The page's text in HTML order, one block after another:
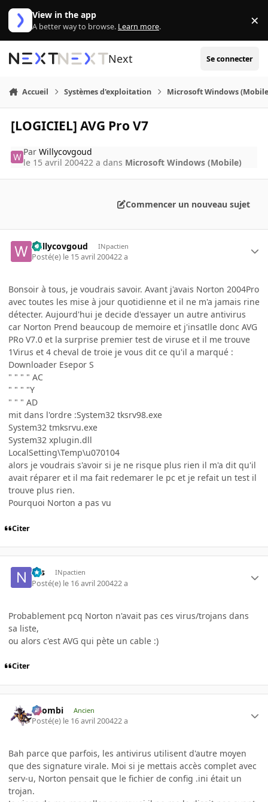
Aller au contenu
View in the app
A better way to browse. Learn more. ×
Next Se connecter
Accueil Systèmes d'exploitation Microsoft Windows
[LOGICIEL] AVG Pro V7
ParWillycovgoud
le 15 avril 200422 a dans Microsoft Windows (Mobile)
Commencer un nouveau sujet
Willycovgoud INpactien
Posté(e) le 15 avril 200422 a
Bonsoir à tous, je voudrais savoir. Avant j'avais Norton 2004Pro
avec toutes les mise à jour quotidienne et il ne m'a jamais rine
détecter. Aujourd'hui je decide d'essayer un autre antivirus
car Norton Prend beaucoup de memoire et j'insatlle donc AVG
PRo V7.0 et la surprise premier test de viruse et il me trouve
1Virus et 4 cheval de troie je vous dit ce qu'il a marqué :
Downloader Esepor S
" " " " AC
" " " "Y
" " " AD
mit dans l'ordre :System32 tksrv98.exe
System32 tmksrvu.exe
System32 xplugin.dll
LocalSetting\Temp\u070104
alors je voudrais s'avoir si je ne risque plus rien il m'a dit qu'il
avait réparer et il ma fait redemarer le pc et je refait un test il
trouve plus rien.
Pourquoi Norton a pas vu
Citer
Nis INpactien
Posté(e) le 16 avril 200422 a
Probablement pcq Norton n'avait pas ces virus/trojans dans
sa liste,
ou alors c'est AVG qui pète un cable :)
Citer
XZombi Ancien
Posté(e) le 16 avril 200422 a
Bah parce que parfois, les antivirus utilisent d'autre moyen
que des signature virale. Moi si je mettais accès complet avec
serv-u, Norton pensait que le fichier de config .ini était un
trojan.